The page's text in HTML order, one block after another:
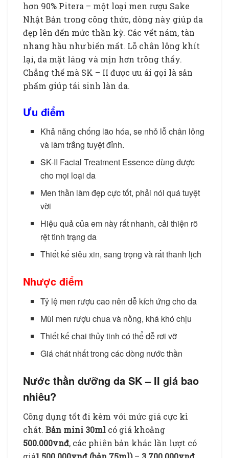
hơn 90% Pitera – một loại men rượu Sake
Nhật Bản trong công thức, dòng này giúp da
đẹp lên đến mức thần kỳ. Các vết nám, tàn
nhang hầu như biến mất. Lỗ chân lông khít
lại, da mặt láng và mịn hơn trông thấy.
Chẳng thế mà SK – II được ưu ái gọi là sản
phẩm giúp tái sinh làn da.
Ưu điểm
Khả năng chống lão hóa, se nhỏ lỗ chân lông
và làm trắng tuyệt đỉnh.
SK-II Facial Treatment Essence dùng được
cho mọi loại da
Men thần làm đẹp cực tốt, phải nói quá tuyệt
vời
Hiệu quả của em này rất nhanh, cải thiện rõ
rệt tình trạng da
Thiết kế siêu xin, sang trọng và rất thanh lịch
Nhược điểm
Tỷ lệ men rượu cao nên dễ kích ứng cho da
Mùi men rượu chua và nồng, khá khó chịu
Thiết kế chai thủy tinh có thể dễ rơi vỡ
Giá chát nhất trong các dòng nước thần
Nước thần dưỡng da SK – II giá bao
nhiêu?
Công dụng tốt đi kèm với mức giá cực kì
chát. Bản mini 30ml có giá khoảng
500.000vnđ, các phiên bản khác lần lượt có